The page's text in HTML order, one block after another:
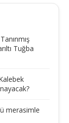
Tuğba
merasimle